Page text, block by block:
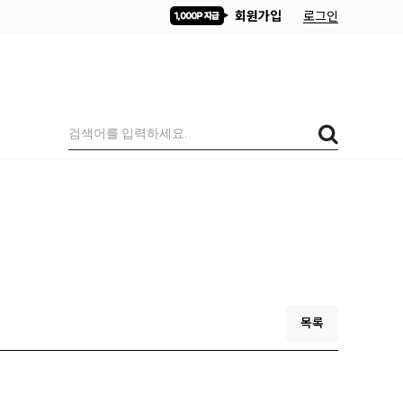
회원가입 로그인
목록